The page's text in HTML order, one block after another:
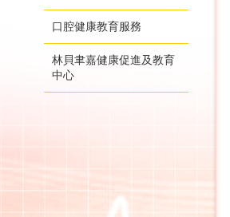
口腔健康教育服務
林貝聿嘉健康促進及教育
中心